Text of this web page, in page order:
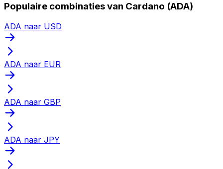
Populaire combinaties van Cardano (ADA)
ADA naar USD
ADA naar EUR
ADA naar GBP
ADA naar JPY